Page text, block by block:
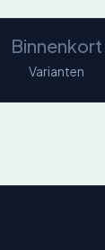
Binnenkort
Varianten